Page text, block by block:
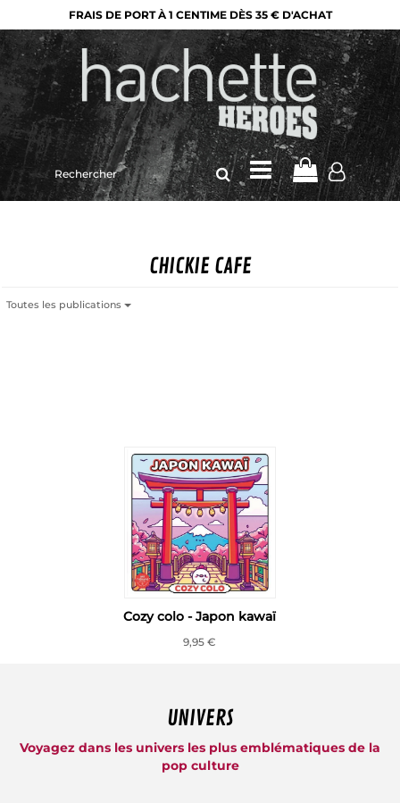
FRAIS DE PORT À 1 CENTIME DÈS 35 € D'ACHAT
Rechercher
sur
le
CHICKIE CAFE
Toutes les publications
Cozy colo - Japon kawaï
9,95 €
UNIVERS
Voyagez dans les univers les plus emblématiques de la
pop culture